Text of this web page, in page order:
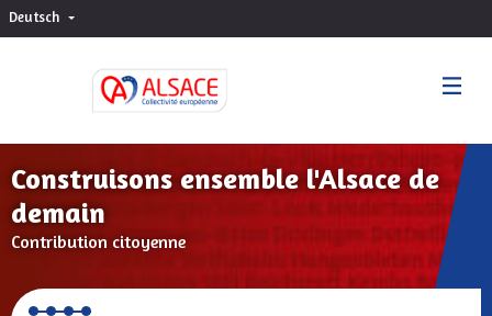
Deutsch Choisir la langue
Construisons ensemble l'Alsace de
demain
Contribution citoyenne